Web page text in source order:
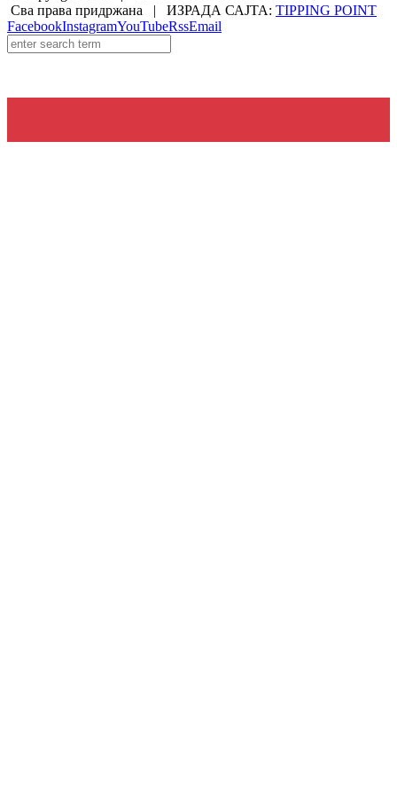
Сва права придржана | ИЗРАДА САЈТА: TIPPING POINT
FacebookInstagramYouTubeRssEmail